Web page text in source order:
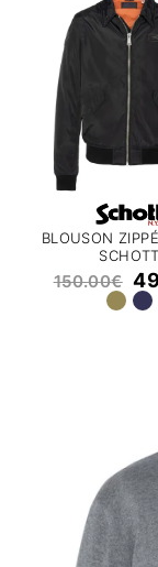
BLOUSON
SCHOTT
150.00€